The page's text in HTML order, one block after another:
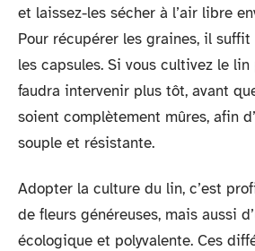
et laissez-les sécher à l’air libre
Pour récupérer les graines, il
les capsules. Si vous cultivez le
faudra intervenir plus tôt, avant
soient complètement mûres, afin
souple et résistante.
Adopter la culture du lin, c’est
de fleurs généreuses, mais aussi
écologique et polyvalente. Ces